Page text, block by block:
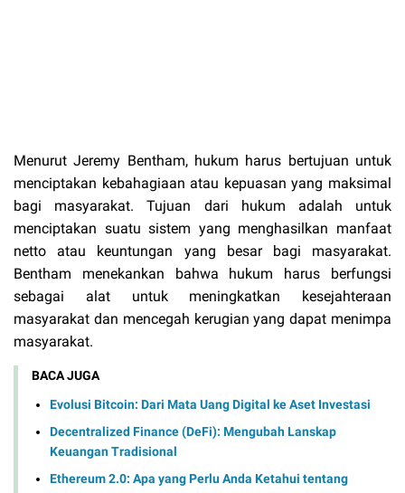
Menurut Jeremy Bentham, hukum harus bertujuan untuk
menciptakan kebahagiaan atau kepuasan yang maksimal
bagi masyarakat. Tujuan dari hukum adalah untuk
menciptakan suatu sistem yang menghasilkan manfaat
netto atau keuntungan yang besar bagi masyarakat.
Bentham menekankan bahwa hukum harus berfungsi
sebagai alat untuk meningkatkan kesejahteraan
masyarakat dan mencegah kerugian yang dapat menimpa
masyarakat.
BACA JUGA
Evolusi Bitcoin: Dari Mata Uang Digital ke Aset Investasi
Decentralized Finance (DeFi): Mengubah Lanskap
Keuangan Tradisional
Ethereum 2.0: Apa yang Perlu Anda Ketahui tentang